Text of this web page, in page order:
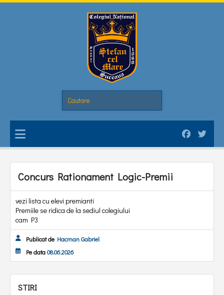
Concurs Rationament Logic-Premii
vezi lista cu elevi premianti
Premiile se ridica de la sediul colegiului
cam P3
Publicat de Hacman Gabriel
Pe data08.06.2026
STIRI